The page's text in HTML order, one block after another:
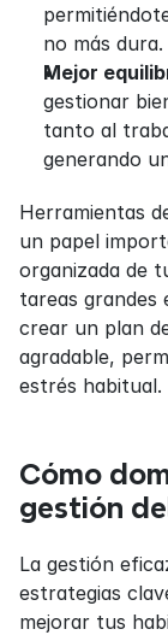
no más dura.
Mejor
gestionar
tanto al
generando
Herramientas
un papel
organizada de
tareas grandes
crear un plan
agradable,
estrés habitual.
Cómo
gestión
La gestión
estrategias
mejorar tus